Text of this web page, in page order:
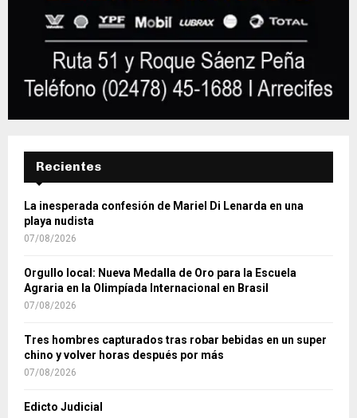
Recientes
La inesperada confesión de Mariel Di Lenarda en una
playa nudista
07/08/2026
Orgullo local: Nueva Medalla de Oro para la Escuela
Agraria en la Olimpíada Internacional en Brasil
07/08/2026
Tres hombres capturados tras robar bebidas en un super
chino y volver horas después por más
07/08/2026
Edicto Judicial